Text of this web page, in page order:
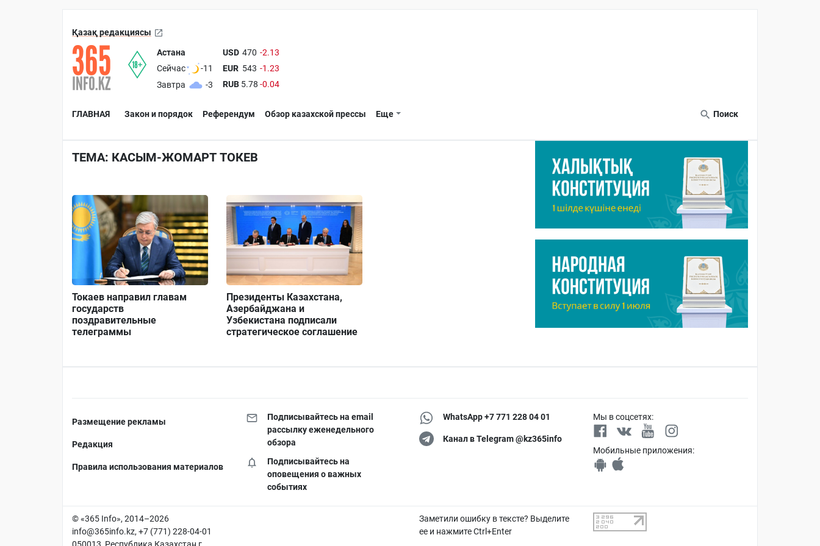
Қазақ редакциясы
Астана
Сейчас
-11
Завтра
-3
USD 470 -2.13
EUR 543 -1.23
RUB 5.78 -0.04
ГЛАВНАЯ Закон и порядок Референдум Обзор казахской прессы Еще Поиск
ТЕМА: КАСЫМ-ЖОМАРТ ТОКЕВ
Токаев направил главам
государств
поздравительные
телеграммы
Президенты Казахстана,
Азербайджана и
Узбекистана подписали
стратегическое соглашение
Размещение рекламы
Редакция
Правила использования материалов
Подписывайтесь на email
рассылку еженедельного
обзора
Подписывайтесь на
оповещения о важных
событиях
WhatsApp +7 771 228 04 01
Канал в Telegram @kz365info
Мы в соцсетях:
Мобильные приложения:
© «365 Info», 2014–2026
info@365info.kz, +7 (771) 228-04-01
Заметили ошибку в тексте? Выделите
ее и нажмите Ctrl+Enter